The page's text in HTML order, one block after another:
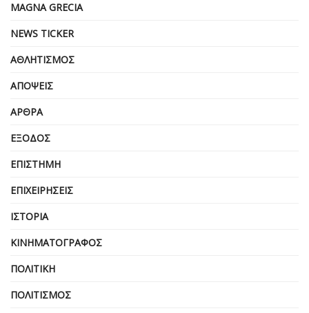
MAGNA GRECIA
NEWS TICKER
ΑΘΛΗΤΙΣΜΌΣ
ΑΠΌΨΕΙΣ
ΆΡΘΡΑ
ΈΞΟΔΟΣ
ΕΠΙΣΤΉΜΗ
ΕΠΙΧΕΙΡΗΣΕΙΣ
ΙΣΤΟΡΊΑ
ΚΙΝΗΜΑΤΟΓΡΆΦΟΣ
ΠΟΛΙΤΙΚΉ
ΠΟΛΙΤΙΣΜΌΣ